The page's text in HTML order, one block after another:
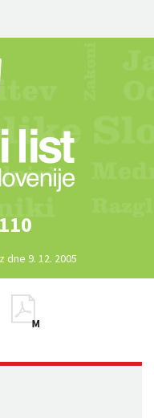
dne 9. 12. 2005